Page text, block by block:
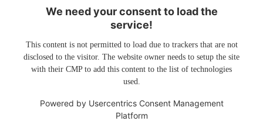
We need your consent to load the
service!
This content is not permitted to load due to trackers that are not
disclosed to the visitor. The website owner needs to setup the site
with their CMP to add this content to the list of technologies
used.
Powered by Usercentrics Consent Management
Platform